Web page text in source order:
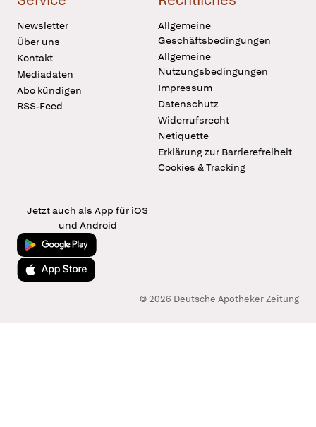
Newsletter
Über uns
Kontakt
Mediadaten
Abo kündigen
RSS-Feed
Allgemeine
Geschäftsbedingungen
Allgemeine
Nutzungsbedingungen
Impressum
Datenschutz
Widerrufsrecht
Netiquette
Erklärung zur Barrierefreiheit
Cookies & Tracking
Jetzt auch als App für iOS
und Android
Jetzt bei Google Play
Laden im App Store
© 2026 Deutsche Apotheker Zeitung